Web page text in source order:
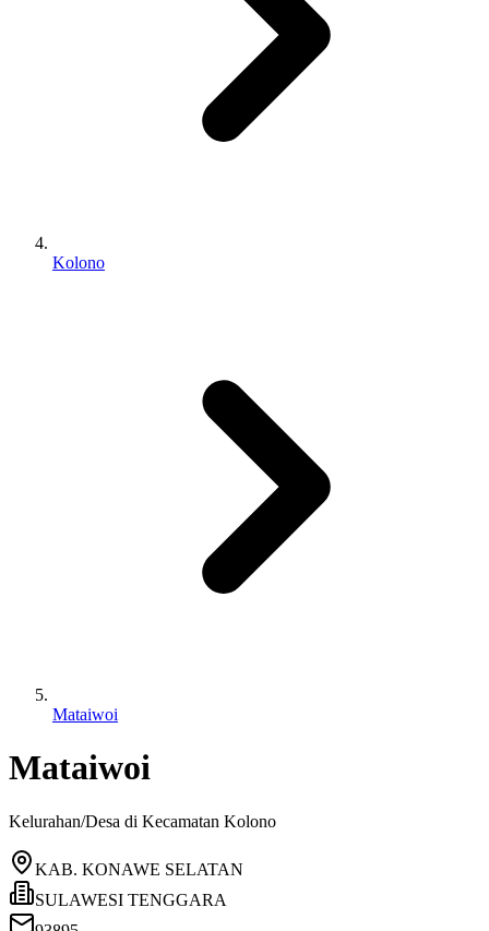
Kolono
Mataiwoi
Mataiwoi
Kelurahan/Desa di Kecamatan Kolono
KAB. KONAWE SELATAN
SULAWESI TENGGARA